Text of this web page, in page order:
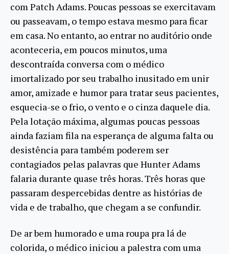
com Patch Adams. Poucas pessoas se exercitavam
ou passeavam, o tempo estava mesmo para ficar
em casa. No entanto, ao entrar no auditório onde
aconteceria, em poucos minutos, uma
descontraída conversa com o médico
imortalizado por seu trabalho inusitado em unir
amor, amizade e humor para tratar seus pacientes,
esquecia-se o frio, o vento e o cinza daquele dia.
Pela lotação máxima, algumas poucas pessoas
ainda faziam fila na esperança de alguma falta ou
desistência para também poderem ser
contagiados pelas palavras que Hunter Adams
falaria durante quase três horas. Três horas que
passaram despercebidas dentre as histórias de
vida e de trabalho, que chegam a se confundir.
De ar bem humorado e uma roupa pra lá de
colorida, o médico iniciou a palestra com uma